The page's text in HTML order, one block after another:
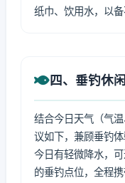
纸巾、饮用水，以备
四、垂钓休
结合今日天气（气
议如下，兼顾垂钓体
今日有轻微降水，
的垂钓点位，全程